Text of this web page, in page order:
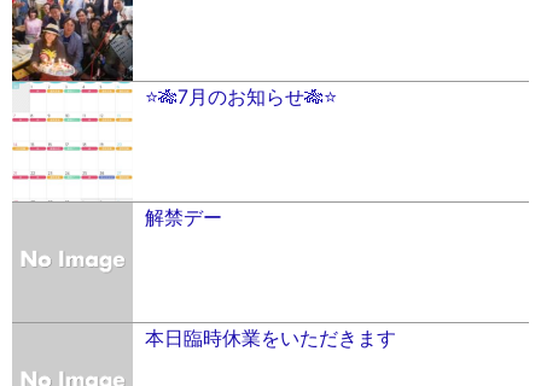
⭐️🎋7月のお知らせ🎋⭐️
解禁デー
本日臨時休業をいただきます